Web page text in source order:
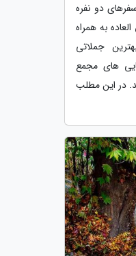
دو نفره
به همراه
جملاتی
های مجمع
در این مطلب